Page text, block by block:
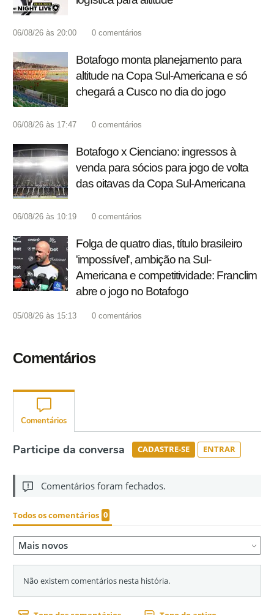
06/08/26 às 20:00 0 comentários
Botafogo monta planejamento para
altitude na Copa Sul-Americana e só
chegará a Cusco no dia do jogo
06/08/26 às 17:47 0 comentários
Botafogo x Cienciano: ingressos à
venda para sócios para jogo de volta
das oitavas da Copa Sul-Americana
06/08/26 às 10:19 0 comentários
Folga de quatro dias, título brasileiro
'impossível', ambição na Sul-
Americana e competitividade: Franclim
abre o jogo no Botafogo
05/08/26 às 15:13 0 comentários
Comentários